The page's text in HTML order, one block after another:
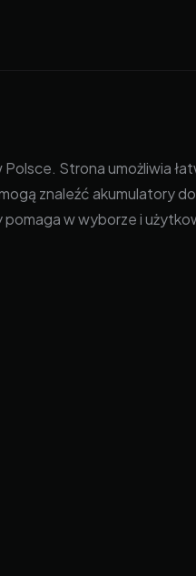
Strona umożliwia
znaleźć akumulatory
w wyborze i